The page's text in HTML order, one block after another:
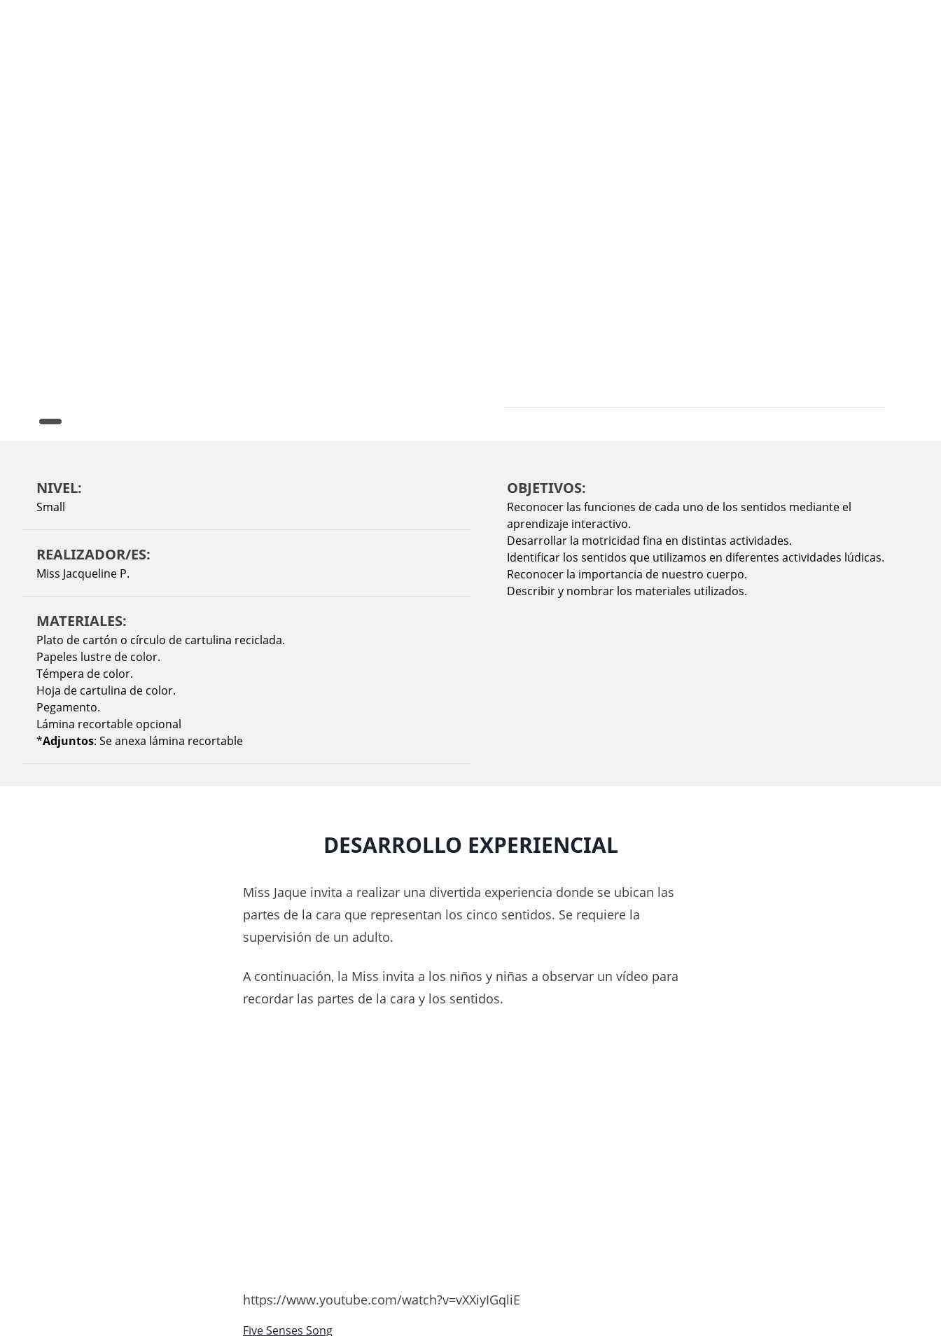
NIVEL:
Small
REALIZADOR/ES:
Miss Jacqueline P.
MATERIALES:
Plato de cartón o círculo de cartulina reciclada.
Papeles lustre de color.
Témpera de color.
Hoja de cartulina de color.
Pegamento.
Lámina recortable opcional
*Adjuntos: Se anexa lámina recortable
OBJETIVOS:
Reconocer las funciones de cada uno de los sentidos mediante el
aprendizaje interactivo.
Desarrollar la motricidad fina en distintas actividades.
Identificar los sentidos que utilizamos en diferentes actividades lúdicas.
Reconocer la importancia de nuestro cuerpo.
Describir y nombrar los materiales utilizados.
DESARROLLO EXPERIENCIAL
Miss Jaque invita a realizar una divertida experiencia donde se ubican las
partes de la cara que representan los cinco sentidos. Se requiere la
supervisión de un adulto.
A continuación, la Miss invita a los niños y niñas a observar un vídeo para
recordar las partes de la cara y los sentidos.
https://www.youtube.com/watch?v=vXXiyIGqliE
Five Senses Song